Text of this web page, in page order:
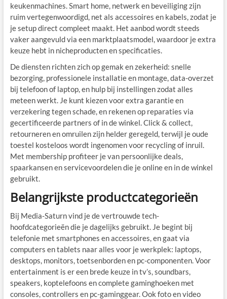
keukenmachines. Smart home, netwerk en beveiliging zijn
ruim vertegenwoordigd, net als accessoires en kabels, zodat je
je setup direct compleet maakt. Het aanbod wordt steeds
vaker aangevuld via een marktplaatsmodel, waardoor je extra
keuze hebt in nicheproducten en specificaties.
De diensten richten zich op gemak en zekerheid: snelle
bezorging, professionele installatie en montage, data-overzet
bij telefoon of laptop, en hulp bij instellingen zodat alles
meteen werkt. Je kunt kiezen voor extra garantie en
verzekering tegen schade, en rekenen op reparaties via
gecertificeerde partners of in de winkel. Click & collect,
retourneren en omruilen zijn helder geregeld, terwijl je oude
toestel kosteloos wordt ingenomen voor recycling of inruil.
Met membership profiteer je van persoonlijke deals,
spaarkansen en servicevoordelen die je online en in de winkel
gebruikt.
Belangrijkste productcategorieën
Bij Media-Saturn vind je de vertrouwde tech-
hoofdcategorieën die je dagelijks gebruikt. Je begint bij
telefonie met smartphones en accessoires, en gaat via
computers en tablets naar alles voor je werkplek: laptops,
desktops, monitors, toetsenborden en pc-componenten. Voor
entertainment is er een brede keuze in tv’s, soundbars,
speakers, koptelefoons en complete gaminghoeken met
consoles, controllers en pc-gaminggear. Ook foto en video